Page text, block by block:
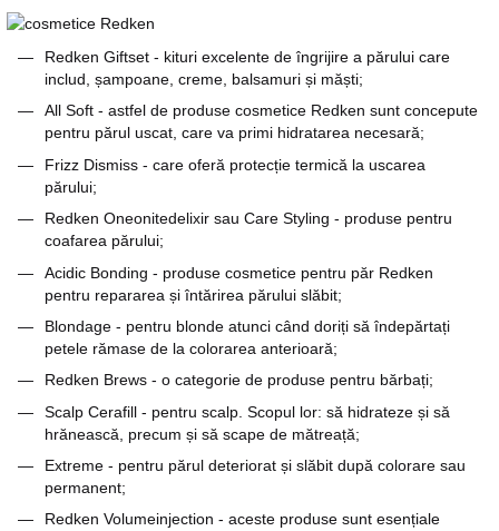
Redken Giftset - kituri excelente de îngrijire a părului care
includ, șampoane, creme, balsamuri și măști;
All Soft - astfel de produse cosmetice Redken sunt concepute
pentru părul uscat, care va primi hidratarea necesară;
Frizz Dismiss - care oferă protecție termică la uscarea
părului;
Redken Oneonitedelixir sau Care Styling - produse pentru
coafarea părului;
Acidic Bonding - produse cosmetice pentru păr Redken
pentru repararea și întărirea părului slăbit;
Blondage - pentru blonde atunci când doriți să îndepărtați
petele rămase de la colorarea anterioară;
Redken Brews - o categorie de produse pentru bărbați;
Scalp Cerafill - pentru scalp. Scopul lor: să hidrateze și să
hrănească, precum și să scape de mătreață;
Extreme - pentru părul deteriorat și slăbit după colorare sau
permanent;
Redken Volumeinjection - aceste produse sunt esențiale